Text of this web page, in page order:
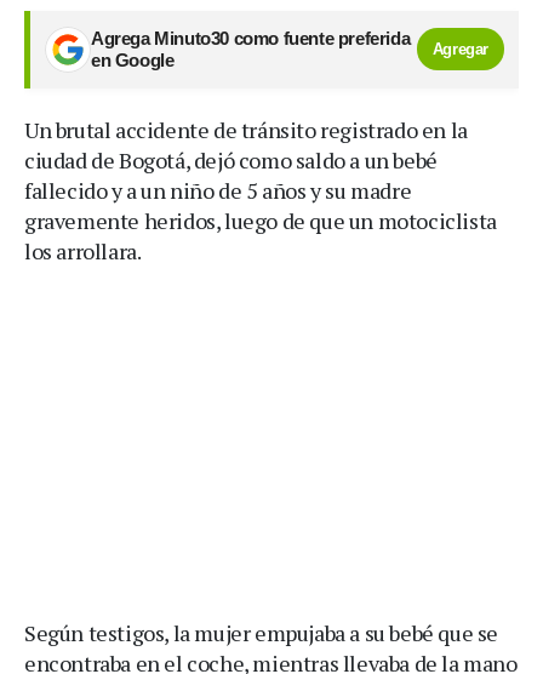
Agrega Minuto30 como fuente preferida
en Google
Agregar
Un brutal accidente de tránsito registrado en la
ciudad de Bogotá, dejó como saldo a un bebé
fallecido y a un niño de 5 años y su madre
gravemente heridos, luego de que un motociclista
los arrollara.
Según testigos, la mujer empujaba a su bebé que se
encontraba en el coche, mientras llevaba de la mano